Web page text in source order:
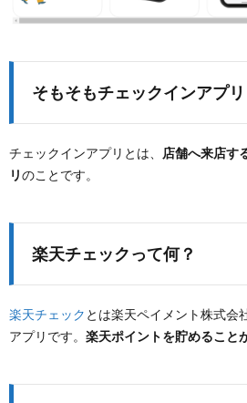
そもそもチェックインアプ
チェックインアプリとは、
店舗へ来店す
リのことです。
楽天チェックって何？
楽天チェック とは楽天ペイメント株式会
アプリです。 楽天ポイントを貯めること